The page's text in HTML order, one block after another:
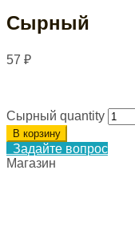
Сырный
57 ₽
Сырный quantity
В корзину
Задайте вопрос
Магазин